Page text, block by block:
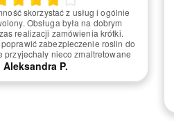
skorzystać z usług i ogólnie
Obsługa była na dobrym
realizacji zamówienia krótki.
zabezpieczenie roslin do
przyjechaly nieco zmaltretowane
Aleksandra P.